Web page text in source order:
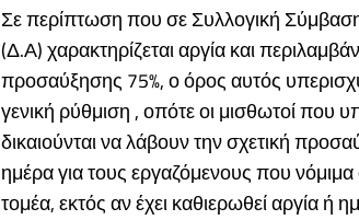
Σε περίπτωση που σε Συλλογική
(Δ.Α) χαρακτηρίζεται αργία και
προσαύξησης 75%, ο όρος αυτός
γενική ρύθμιση , οπότε οι μισθωτοί που
δικαιούνται να λάβουν την σχετική
ημέρα για τους εργαζόμενους που
τομέα, εκτός αν έχει καθιερωθεί αργία ή